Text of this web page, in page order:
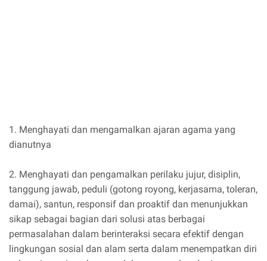
1. Menghayati dan mengamalkan ajaran agama yang
dianutnya
2. Menghayati dan pengamalkan perilaku jujur, disiplin,
tanggung jawab, peduli (gotong royong, kerjasama, toleran,
damai), santun, responsif dan proaktif dan menunjukkan
sikap sebagai bagian dari solusi atas berbagai
permasalahan dalam berinteraksi secara efektif dengan
lingkungan sosial dan alam serta dalam menempatkan diri